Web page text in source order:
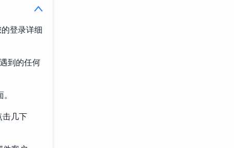
登录详细
到的任何
击几下